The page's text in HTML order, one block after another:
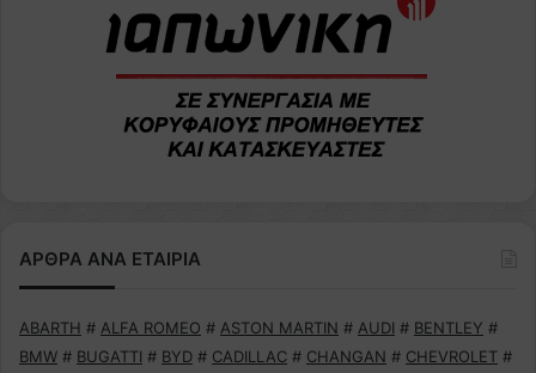
ΑΡΘΡΑ ΑΝΑ ΕΤΑΙΡΙΑ
ABARTH # ALFA ROMEO # ASTON MARTIN # AUDI # BENTLEY #
BMW # BUGATTI # BYD # CADILLAC # CHANGAN # CHEVROLET #